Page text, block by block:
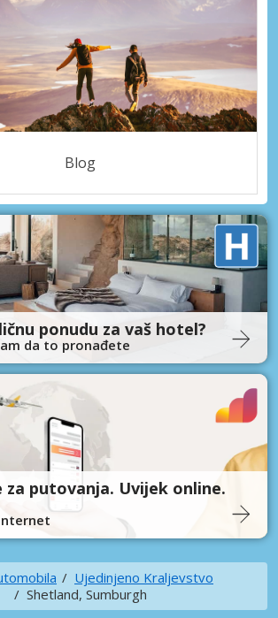
Blog
ponudu za vaš hotel?
da to pronađete
za putovanja. Uvijek online.
Ujedinjeno Kraljevstvo
Shetland, Sumburgh